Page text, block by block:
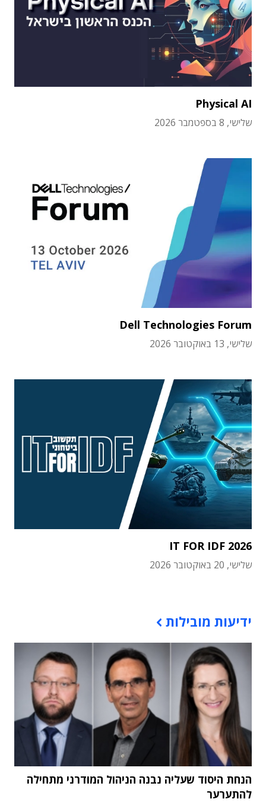
Physical AI
שלישי, 8 בספטמבר 2026
Dell Technologies Forum
שלישי, 13 באוקטובר 2026
IT FOR IDF 2026
שלישי, 20 באוקטובר 2026
ידיעות מובילות
הנחת היסוד שעליה נבנה הניהול המודרני מתחילה
להתערער